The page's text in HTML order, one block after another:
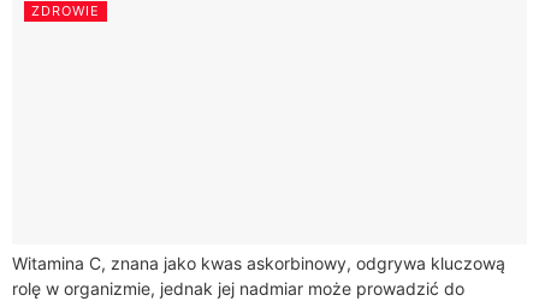
ZDROWIE
Witamina C, znana jako kwas askorbinowy, odgrywa kluczową
rolę w organizmie, jednak jej nadmiar może prowadzić do